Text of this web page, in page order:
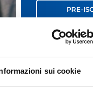
sui cookie
PRE-
LINK